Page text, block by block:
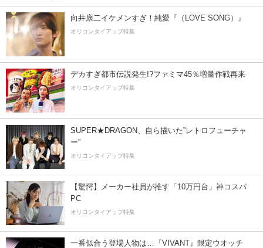
向井康二イケメンすぎ！純愛『（LOVE SONG）』
オリコンタイアップ特集
デカすぎ都市伝説発生!?ファミマ45％増量作戦再来
オリコンタイアップ特集
SUPER★DRAGON、自ら描いた”レトロフューチャ
ー”
オリコンタイアップ特集
【驚愕】メーカー社員が推す「10万円台」神コスパ
PC
オリコンタイアップ特集
一番似合う登場人物は…『VIVANT』限定ウオッチ